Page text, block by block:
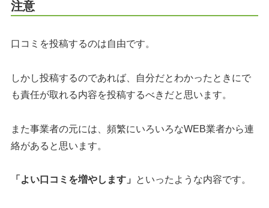
注意
口コミを投稿するのは自由です。
しかし投稿するのであれば、自分だとわかったときにで
も責任が取れる内容を投稿するべきだと思います。
また事業者の元には、頻繁にいろいろなWEB業者から連
絡があると思います。
「よい口コミを増やします」 といったような内容です。